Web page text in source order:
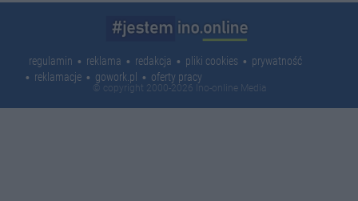
regulamin reklama redakcja pliki cookies
prywatność
reklamacje
gowork.pl oferty pracy
© copyright 2000-2026 Ino-online Media